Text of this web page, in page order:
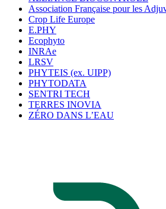
Association Française pour les
Crop Life Europe
E.PHY
Ecophyto
INRAe
LRSV
PHYTEIS (ex. UIPP)
PHYTODATA
SENTRI TECH
TERRES INOVIA
ZÉRO DANS L’EAU